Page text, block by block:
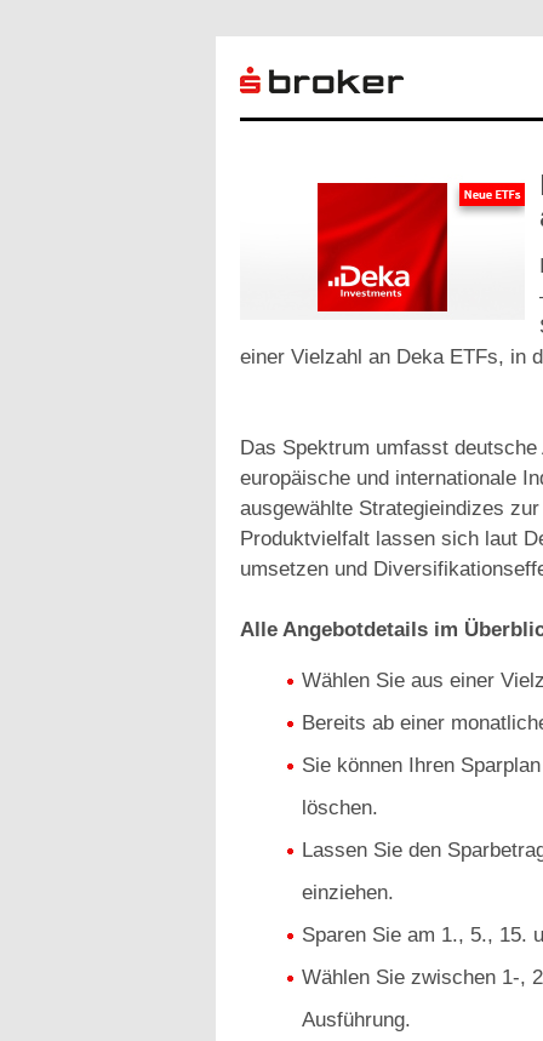
einer Vielzahl an Deka ETFs, in
Das Spektrum umfasst
europäische und internationale
ausgewählte Strategieindizes
Produktvielfalt lassen sich laut
umsetzen und
Alle Angebotdetails im
Wählen Sie aus einer
Bereits ab einer
Sie können Ihren
löschen.
Lassen Sie den
einziehen.
Sparen Sie am 1., 5., 15.
Wählen Sie zwischen 1-,
Ausführung.